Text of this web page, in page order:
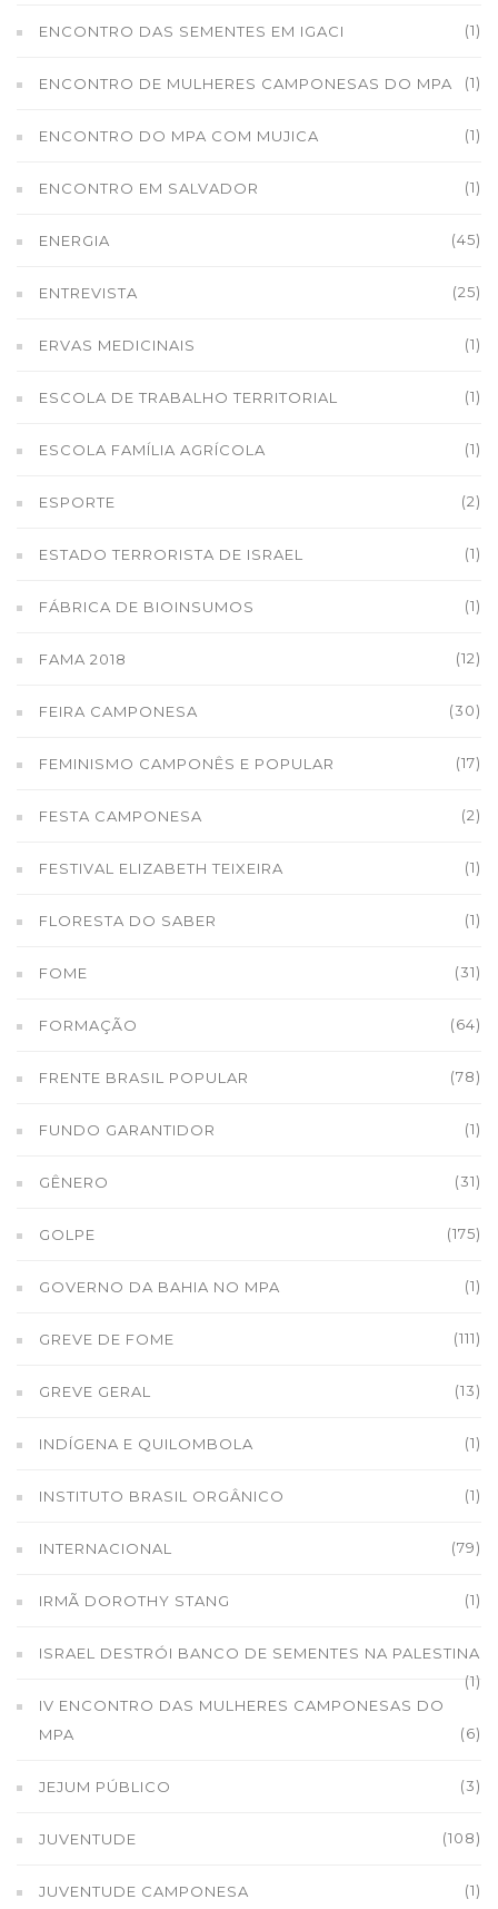
ENCONTRO DAS SEMENTES EM IGACI (1)
ENCONTRO DE MULHERES CAMPONESAS DO MPA (1)
ENCONTRO DO MPA COM MUJICA (1)
ENCONTRO EM SALVADOR (1)
ENERGIA (45)
ENTREVISTA (25)
ERVAS MEDICINAIS (1)
ESCOLA DE TRABALHO TERRITORIAL (1)
ESCOLA FAMÍLIA AGRÍCOLA (1)
ESPORTE (2)
ESTADO TERRORISTA DE ISRAEL (1)
FÁBRICA DE BIOINSUMOS (1)
FAMA 2018 (12)
FEIRA CAMPONESA (30)
FEMINISMO CAMPONÊS E POPULAR (17)
FESTA CAMPONESA (2)
FESTIVAL ELIZABETH TEIXEIRA (1)
FLORESTA DO SABER (1)
FOME (31)
FORMAÇÃO (64)
FRENTE BRASIL POPULAR (78)
FUNDO GARANTIDOR (1)
GÊNERO (31)
GOLPE (175)
GOVERNO DA BAHIA NO MPA (1)
GREVE DE FOME (111)
GREVE GERAL (13)
INDÍGENA E QUILOMBOLA (1)
INSTITUTO BRASIL ORGÂNICO (1)
INTERNACIONAL (79)
IRMÃ DOROTHY STANG (1)
ISRAEL DESTRÓI BANCO DE SEMENTES NA PALESTINA
(1)
IV ENCONTRO DAS MULHERES CAMPONESAS DO
MPA
(6)
JEJUM PÚBLICO (3)
JUVENTUDE (108)
JUVENTUDE CAMPONESA (1)